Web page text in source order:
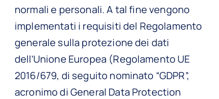
normali e personali. A tal fine vengono
implementati i requisiti del Regolamento
generale sulla protezione dei dati
dell’Unione Europea (Regolamento UE
2016/679, di seguito nominato “GDPR”,
acronimo di General Data Protection